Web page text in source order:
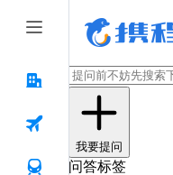
我要提问
问答标签